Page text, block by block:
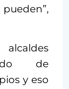
de
y eso